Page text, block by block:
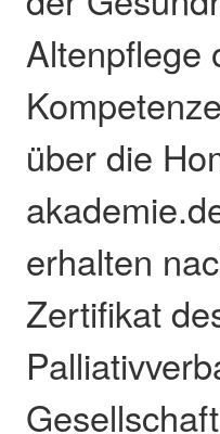
Altenpflege
über die
erhalten
Zertifikat